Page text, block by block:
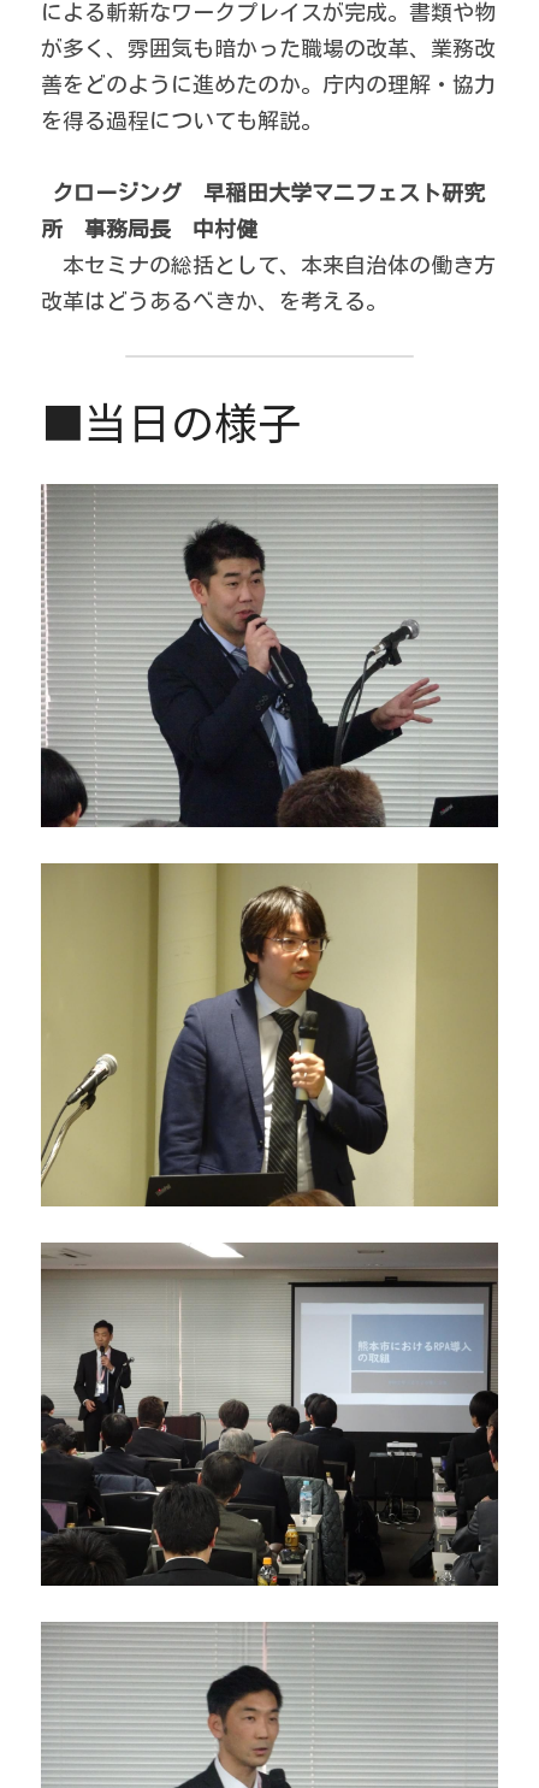
による斬新なワークプレイスが完成。書類や物
が多く、雰囲気も暗かった職場の改革、業務改
善をどのように進めたのか。庁内の理解・協力
を得る過程についても解説。
クロージング　早稲田大学マニフェスト研究
所　事務局長　中村健
本セミナの総括として、本来自治体の働き方
改革はどうあるべきか、を考える。
■当日の様子